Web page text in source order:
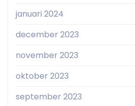
januari 2024
december 2023
november 2023
oktober 2023
september 2023